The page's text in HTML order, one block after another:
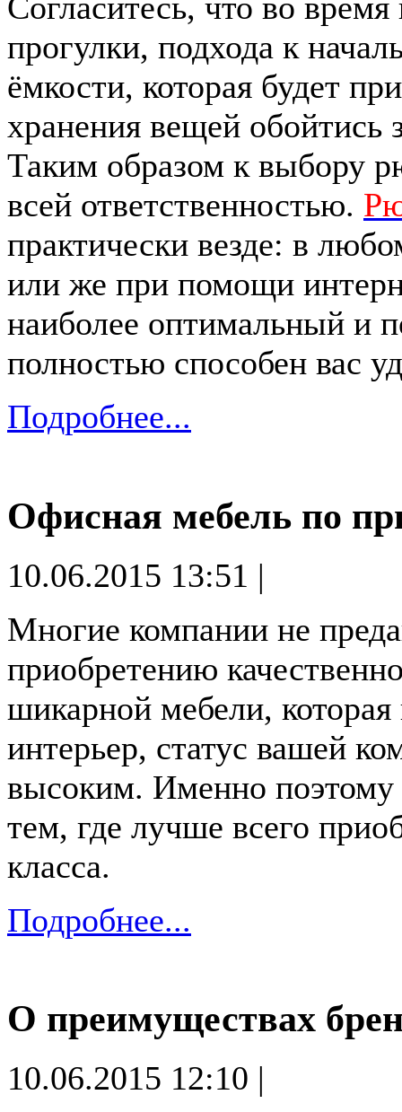
прогулки, подхода к
ёмкости, которая будет
хранения вещей обойтись
Таким образом к выбору
всей ответственностью.
практически везде: в
или же при помощи
наиболее оптимальный и
полностью способен вас
Подробнее...
Офисная мебель по
10.06.2015 13:51 |
Многие компании не
приобретению
шикарной мебели,
интерьер, статус вашей
высоким. Именно поэтому
тем, где лучше всего
класса.
Подробнее...
О преимуществах
10.06.2015 12:10 |